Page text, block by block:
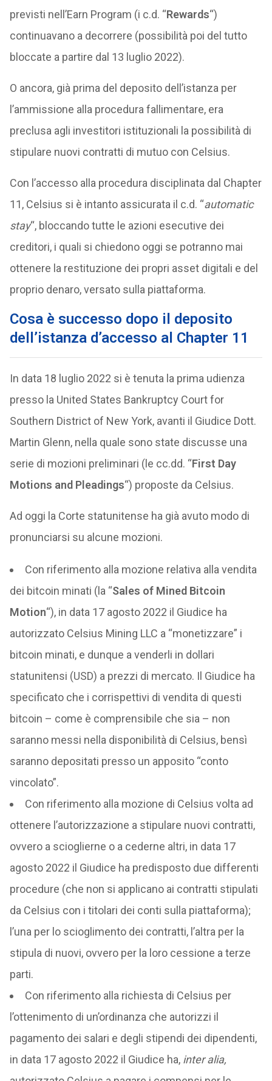
previsti nell’Earn Program (i c.d. “Rewards“)
continuavano a decorrere (possibilità poi del tutto
bloccate a partire dal 13 luglio 2022).
O ancora, già prima del deposito dell’istanza per
l’ammissione alla procedura fallimentare, era
preclusa agli investitori istituzionali la possibilità di
stipulare nuovi contratti di mutuo con Celsius.
Con l’accesso alla procedura disciplinata dal Chapter
11, Celsius si è intanto assicurata il c.d. “automatic
stay“, bloccando tutte le azioni esecutive dei
creditori, i quali si chiedono oggi se potranno mai
ottenere la restituzione dei propri asset digitali e del
proprio denaro, versato sulla piattaforma.
Cosa è successo dopo il deposito
dell’istanza d’accesso al Chapter 11
In data 18 luglio 2022 si è tenuta la prima udienza
presso la United States Bankruptcy Court for
Southern District of New York, avanti il Giudice Dott.
Martin Glenn, nella quale sono state discusse una
serie di mozioni preliminari (le cc.dd. “First Day
Motions and Pleadings“) proposte da Celsius.
Ad oggi la Corte statunitense ha già avuto modo di
pronunciarsi su alcune mozioni.
Con riferimento alla mozione relativa alla vendita
dei bitcoin minati (la “Sales of Mined Bitcoin
Motion“), in data 17 agosto 2022 il Giudice ha
autorizzato Celsius Mining LLC a “monetizzare” i
bitcoin minati, e dunque a venderli in dollari
statunitensi (USD) a prezzi di mercato. Il Giudice ha
specificato che i corrispettivi di vendita di questi
bitcoin – come è comprensibile che sia – non
saranno messi nella disponibilità di Celsius, bensì
saranno depositati presso un apposito “conto
vincolato”.
Con riferimento alla mozione di Celsius volta ad
ottenere l’autorizzazione a stipulare nuovi contratti,
ovvero a scioglierne o a cederne altri, in data 17
agosto 2022 il Giudice ha predisposto due differenti
procedure (che non si applicano ai contratti stipulati
da Celsius con i titolari dei conti sulla piattaforma);
l’una per lo scioglimento dei contratti, l’altra per la
stipula di nuovi, ovvero per la loro cessione a terze
parti.
Con riferimento alla richiesta di Celsius per
l’ottenimento di un’ordinanza che autorizzi il
pagamento dei salari e degli stipendi dei dipendenti,
in data 17 agosto 2022 il Giudice ha, inter alia,